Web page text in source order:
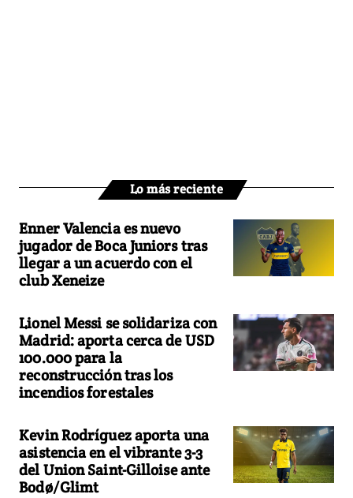
Lo más reciente
Enner Valencia es nuevo
jugador de Boca Juniors tras
llegar a un acuerdo con el
club Xeneize
Lionel Messi se solidariza con
Madrid: aporta cerca de USD
100.000 para la
reconstrucción tras los
incendios forestales
Kevin Rodríguez aporta una
asistencia en el vibrante 3-3
del Union Saint-Gilloise ante
Bodø/Glimt